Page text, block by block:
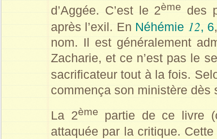
d’Aggée. C’est le 2ème
des
après l’exil. En Néhémie 12, 6
nom. Il est généralement
Zacharie, et ce n’est pas le
sacrificateur tout à la fois.
commença son ministère dès
La 2ème
partie de ce livre
attaquée par la critique.